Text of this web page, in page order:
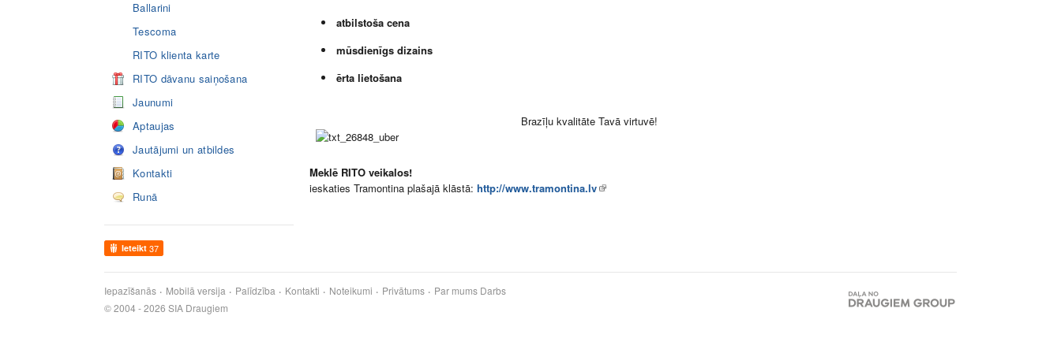
Ballarini
Tescoma
RITO klienta karte
RITO dāvanu saiņošana
Jaunumi
Aptaujas
Jautājumi un atbildes
Kontakti
Runā
Ieteikt 37
atbilstoša cena
mūsdienīgs dizains
ērta lietošana
Brazīļu kvalitāte Tavā virtuvē!
Meklē RITO veikalos!
ieskaties Tramontina plašajā klāstā: http://www.tramontina.lv
Iepazīšanās Mobilā versija Palīdzība Kontakti Noteikumi Privātums Par mums Darbs
© 2004 - 2026 SIA Draugiem